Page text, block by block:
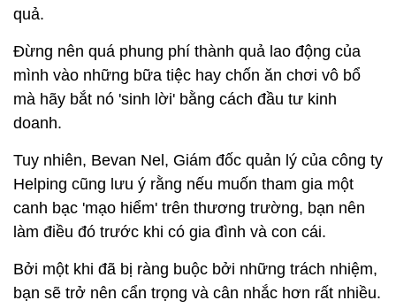
quả.
Đừng nên quá phung phí thành quả lao động của
mình vào những bữa tiệc hay chốn ăn chơi vô bổ
mà hãy bắt nó 'sinh lời' bằng cách đầu tư kinh
doanh.
Tuy nhiên, Bevan Nel, Giám đốc quản lý của công ty
Helping cũng lưu ý rằng nếu muốn tham gia một
canh bạc 'mạo hiểm' trên thương trường, bạn nên
làm điều đó trước khi có gia đình và con cái.
Bởi một khi đã bị ràng buộc bởi những trách nhiệm,
bạn sẽ trở nên cẩn trọng và cân nhắc hơn rất nhiều.